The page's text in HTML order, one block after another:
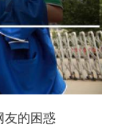
友的困惑